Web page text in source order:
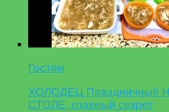
Гостям
ХОЛОДЕЦ Праздничный
СТОЛЕ, главный секрет